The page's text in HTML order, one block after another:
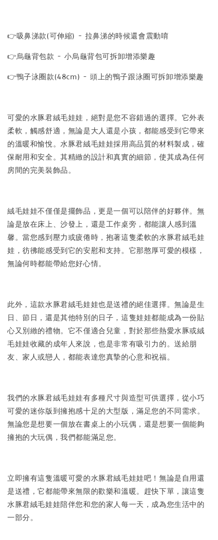
👉吸鼻涕款(可伸縮) - 拉鼻涕的時候還會震動唷
👉烏龜背包款 - 小烏龜背包可拆卸增添樂趣
👉鴨子泳圈款(48cm) - 頭上的鴨子跟泳圈可拆卸增添樂趣
可愛的水豚君絨毛娃娃，絕對是您不容錯過的選擇。它外表
柔軟，觸感舒適，無論是大人還是小孩，都能感受到它帶來
的溫暖和愉悅。水豚君絨毛娃娃採用高品質的材料製成，確
保耐用和安全。其精緻的設計和真實的細節，使其成為任何
房間的完美裝飾品。
絨毛娃娃不僅僅是擺飾品，更是一個可以陪伴的好夥伴。無
論是放在床上、沙發上，還是工作桌旁，都能讓人感到溫
馨。當您感到壓力或疲倦時，抱著這隻柔軟的水豚君絨毛娃
娃，彷彿能感受到它的安慰和支持。它那憨厚可愛的模樣，
無論何時都能帶給您好心情。
此外，這款水豚君絨毛娃娃也是送禮的絕佳選擇。無論是生
日、節日，還是其他特別的日子，這隻娃娃都能成為一份貼
心又別緻的禮物。它不僅適合兒童，對於那些熱愛水豚或絨
毛娃娃收藏的成年人來說，也是非常有吸引力的。送給朋
友、家人或戀人，都能表達您真摯的心意和祝福。
我們的水豚君絨毛娃娃有多種尺寸與造型可供選擇，從小巧
可愛的迷你版到擁抱感十足的大型版，滿足您的不同需求。
無論您是想要一個放在書桌上的小玩偶，還是想要一個能夠
擁抱的大玩偶，我們都能滿足您。
立即擁有這隻溫暖可愛的水豚君絨毛娃娃吧！無論是自用還
是送禮，它都能帶來無限的歡樂和溫暖。趕快下單，讓這隻
水豚君絨毛娃娃陪伴您和您的家人每一天，成為您生活中的
一部分。